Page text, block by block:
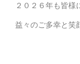
２０２６年も皆様
益々のご多幸と笑